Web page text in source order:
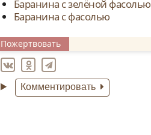
Баранина с зелёной фасолью
Баранина с фасолью
Пожертвовать
Комментировать